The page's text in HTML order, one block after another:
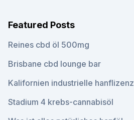
Featured Posts
Reines cbd öl 500mg
Brisbane cbd lounge bar
Kalifornien industrielle hanflizenz
Stadium 4 krebs-cannabisöl